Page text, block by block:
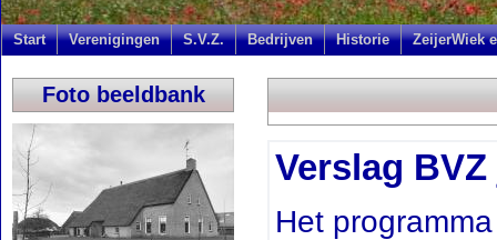
Start Verenigingen S.V.Z. Bedrijven Historie ZeijerWiek
Foto beeldbank
Verslag
Het